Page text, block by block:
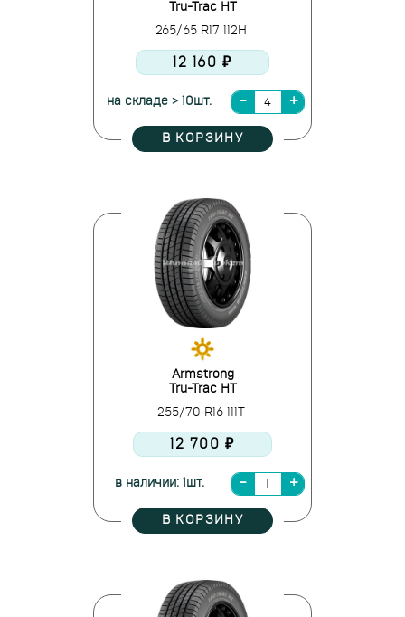
Tru-Trac HT
265/65 R17 112H
12 160 ₽
на складе > 10шт.
В КОРЗИНУ
Armstrong
Tru-Trac HT
255/70 R16 111T
12 700 ₽
в наличии: 1шт.
В КОРЗИНУ